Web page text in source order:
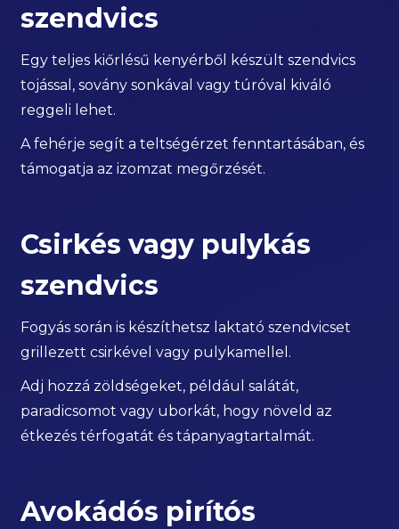
szendvics
Egy teljes kiőrlésű kenyérből készült szendvics
tojással, sovány sonkával vagy túróval kiváló
reggeli lehet.
A fehérje segít a teltségérzet fenntartásában, és
támogatja az izomzat megőrzését.
Csirkés vagy pulykás
szendvics
Fogyás során is készíthetsz laktató szendvicset
grillezett csirkével vagy pulykamellel.
Adj hozzá zöldségeket, például salátát,
paradicsomot vagy uborkát, hogy növeld az
étkezés térfogatát és tápanyagtartalmát.
Avokádós pirítós